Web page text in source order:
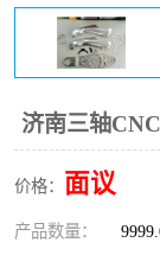
济南三轴
价格： 面议
产品数量：